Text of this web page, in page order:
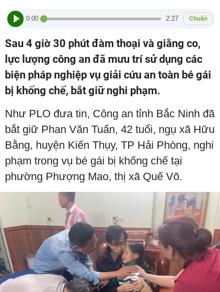
0:00 2:27 Chuẩn
Sau 4 giờ 30 phút đàm thoại và giằng co,
lực lượng công an đã mưu trí sử dụng các
biện pháp nghiệp vụ giải cứu an toàn bé gái
bị khống chế, bắt giữ nghi phạm.
Như PLO đưa tin, Công an tỉnh Bắc Ninh đã
bắt giữ Phan Văn Tuấn, 42 tuổi, ngụ xã Hữu
Bằng, huyện Kiến Thụy, TP Hải Phòng, nghi
phạm trong vụ bé gái bị khống chế tại
phường Phượng Mao, thị xã Quế Võ.